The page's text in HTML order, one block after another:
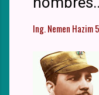
Ing. Nemen Hazim